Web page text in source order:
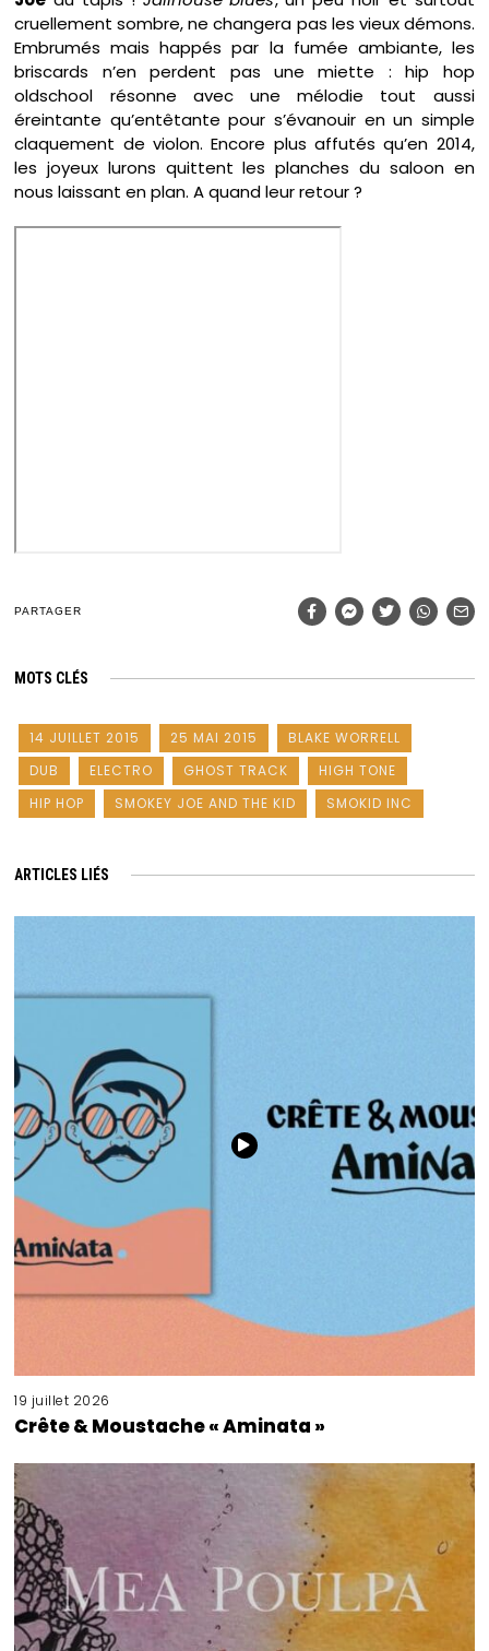
cruellement sombre, ne changera pas les vieux démons.
Embrumés mais happés par la fumée ambiante, les
briscards n’en perdent pas une miette : hip hop
oldschool résonne avec une mélodie tout aussi
éreintante qu’entêtante pour s’évanouir en un simple
claquement de violon. Encore plus affutés qu’en 2014,
les joyeux lurons quittent les planches du saloon en
nous laissant en plan. A quand leur retour ?
PARTAGER
MOTS CLÉS
14 JUILLET 2015 25 MAI 2015
BLAKE WORRELL
DUB
ELECTRO GHOST TRACK
HIGH TONE
HIP HOP
SMOKEY JOE AND THE KID SMOKID INC
ARTICLES LIÉS
19 juillet 2026
Crête & Moustache « Aminata »